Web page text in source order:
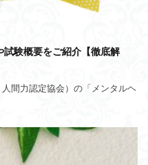
試験概要をご紹介【徹底解
間力認定協会）の「メンタルヘ